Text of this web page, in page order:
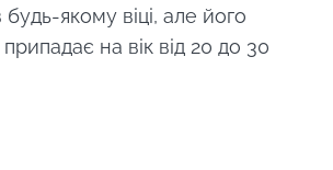
якому віці, але його
на вік від 20 до 30